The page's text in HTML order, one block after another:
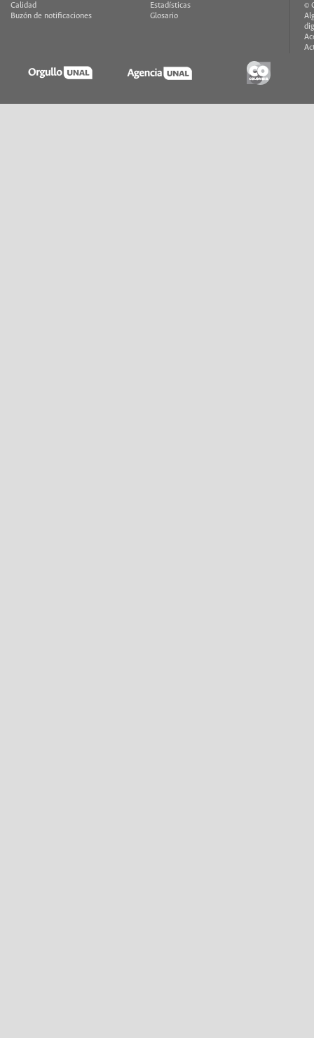
Calidad
Buzón de notificaciones
Estadísticas
Glosario
©